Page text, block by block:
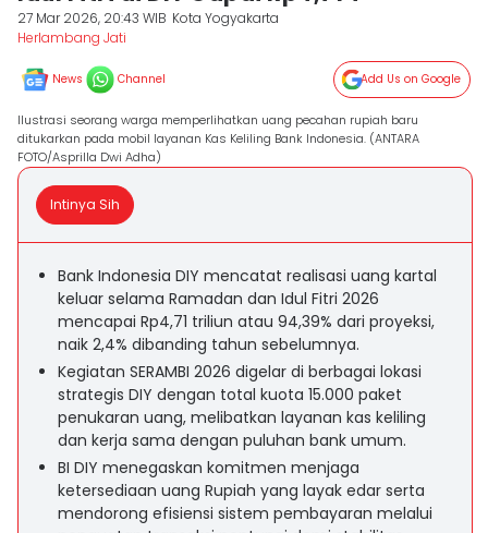
27 Mar 2026, 20:43 WIB Kota Yogyakarta
Herlambang Jati
News Channel Add Us on Google
Ilustrasi seorang warga memperlihatkan uang pecahan rupiah baru
ditukarkan pada mobil layanan Kas Keliling Bank Indonesia. (ANTARA
FOTO/Asprilla Dwi Adha)
Intinya Sih
Bank Indonesia DIY mencatat realisasi uang kartal
keluar selama Ramadan dan Idul Fitri 2026
mencapai Rp4,71 triliun atau 94,39% dari proyeksi,
naik 2,4% dibanding tahun sebelumnya.
Kegiatan SERAMBI 2026 digelar di berbagai lokasi
strategis DIY dengan total kuota 15.000 paket
penukaran uang, melibatkan layanan kas keliling
dan kerja sama dengan puluhan bank umum.
BI DIY menegaskan komitmen menjaga
ketersediaan uang Rupiah yang layak edar serta
mendorong efisiensi sistem pembayaran melalui